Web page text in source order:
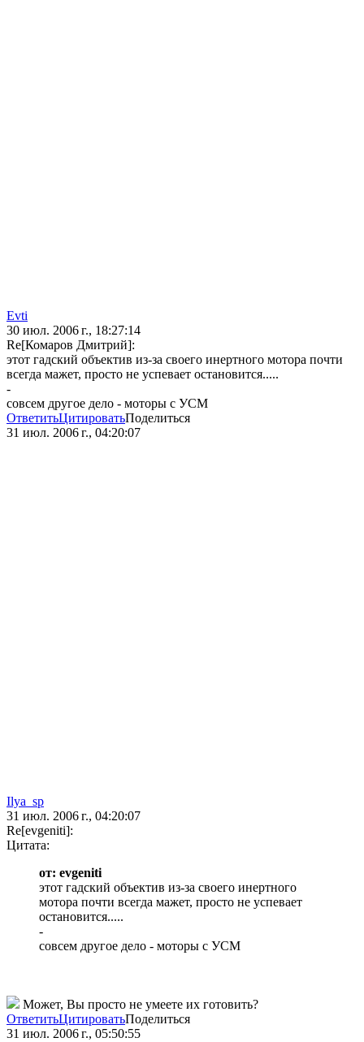
Evti
30 июл. 2006 г., 18:27:14
Re[Комаров Дмитрий]:
этот гадский объектив из-за своего инертного мотора почти
всегда мажет, просто не успевает остановится.....
-
совсем другое дело - моторы с УСМ
ОтветитьЦитироватьПоделиться
31 июл. 2006 г., 04:20:07
Ilya_sp
31 июл. 2006 г., 04:20:07
Re[evgeniti]:
Цитата:
от: evgeniti
этот гадский объектив из-за своего инертного
мотора почти всегда мажет, просто не успевает
остановится.....
-
совсем другое дело - моторы с УСМ
Может, Вы просто не умеете их готовить?
ОтветитьЦитироватьПоделиться
31 июл. 2006 г., 05:50:55